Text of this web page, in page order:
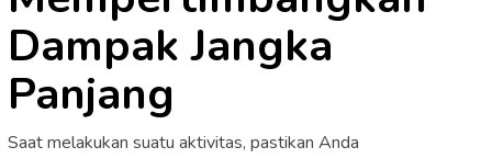
Dampak Jangka
Panjang
Saat melakukan suatu aktivitas, pastikan Anda